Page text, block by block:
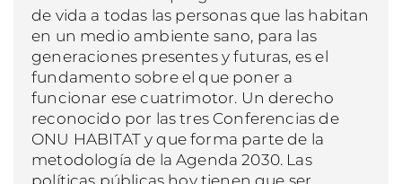
de vida a todas las personas que las habitan
en un medio ambiente sano, para las
generaciones presentes y futuras, es el
fundamento sobre el que poner a
funcionar ese cuatrimotor. Un derecho
reconocido por las tres Conferencias de
ONU HABITAT y que forma parte de la
metodología de la Agenda 2030. Las
políticas públicas hoy tienen que ser